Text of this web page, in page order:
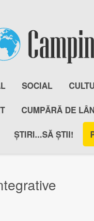
SOCIAL
CUMPĂRĂ DE
ȘTIRI...SĂ ȘTII!